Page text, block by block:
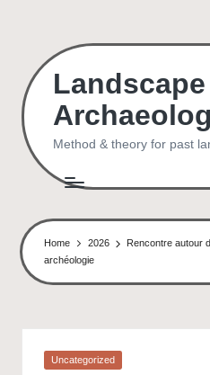
content
Landscape
Method & theory for past
Home 2026
Rencontre autour
archéologie
Posted
Uncategorized